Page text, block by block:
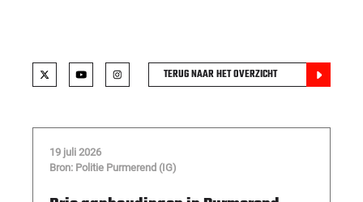
TERUG NAAR HET OVERZICHT
19 juli 2026
Bron: Politie Purmerend (IG)